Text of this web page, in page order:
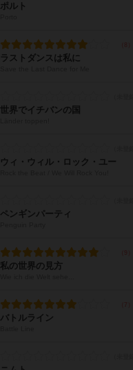
ポルト
ラストダンスは私に
世界でイチバンの国
ウィ・ウィル・ロック・ユー
ペンギンパーティ
私の世界の見方
バトルライン